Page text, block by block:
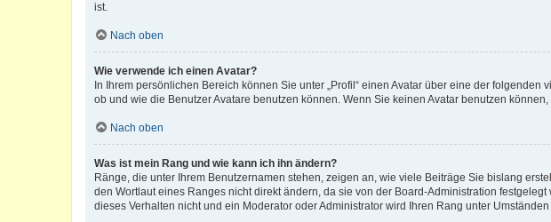
ist.
Nach oben
Wie verwende ich einen Avatar?
In Ihrem persönlichen Bereich können Sie unter „Profil“ einen Avatar über eine der
ob und wie die Benutzer Avatare benutzen können. Wenn Sie keinen Avatar benutzen
Nach oben
Was ist mein Rang und wie kann ich ihn ändern?
Ränge, die unter Ihrem Benutzernamen stehen, zeigen an, wie viele Beiträge Sie bislang
den Wortlaut eines Ranges nicht direkt ändern, da sie von der Board-Administration
dieses Verhalten nicht und ein Moderator oder Administrator wird Ihren Rang unter